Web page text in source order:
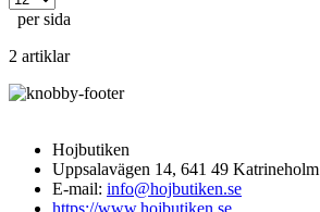
per sida
2 artiklar
Hojbutiken
Uppsalavägen 14, 641 49 Katrineholm
E-mail: info@hojbutiken.se
https://www.hojbutiken.se